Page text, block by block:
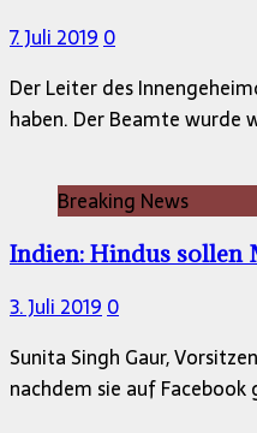
7. Juli 2019 0
Der Leiter des
haben. Der Beamte wurde
Breaking News
Indien: Hindus sollen
3. Juli 2019 0
Sunita Singh Gaur,
nachdem sie auf